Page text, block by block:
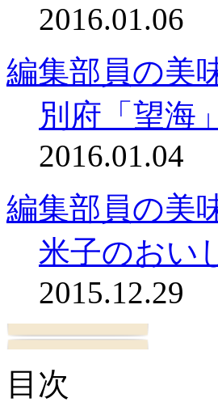
2016.01.06
編集部員の美
別府「望海
2016.01.04
編集部員の美
米子のおい
2015.12.29
目次